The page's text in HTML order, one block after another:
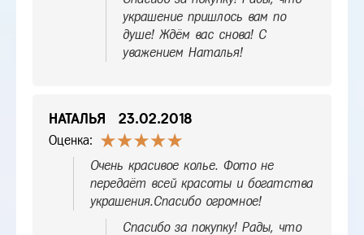
украшение пришлось вам по
душе! Ждём вас снова! С
уважением Наталья!
НАТАЛЬЯ 23.02.2018
Оценка:
Очень красивое колье. Фото не
передаёт всей красоты и богатства
украшения.Спасибо огромное!
Спасибо за покупку! Рады, что